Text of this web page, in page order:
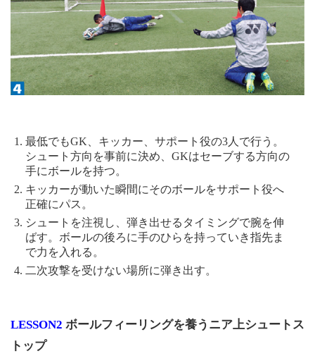
最低でもGK、キッカー、サポート役の3人で行う。
シュート方向を事前に決め、GKはセーブする方向の
手にボールを持つ。
キッカーが動いた瞬間にそのボールをサポート役へ
正確にパス。
シュートを注視し、弾き出せるタイミングで腕を伸
ばす。ボールの後ろに手のひらを持っていき指先ま
で力を入れる。
二次攻撃を受けない場所に弾き出す。
LESSON2 ボールフィーリングを養うニア上シュートス
トップ